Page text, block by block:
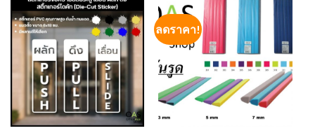
ลดราคา!